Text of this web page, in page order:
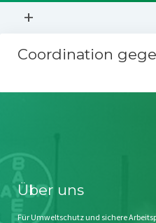
Menü
+
Mitmachen
Kontakt
Impressum
Störfälle
Coordination
Stichwort BAYER
Jahrestagung
Über uns
Für Umweltschutz und sichere